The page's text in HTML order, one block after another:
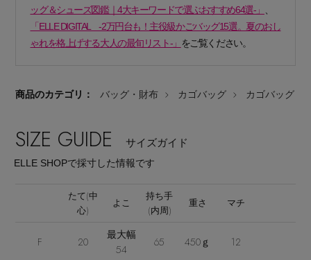
【エディターズ・エッセンシャル】
Stay inthe Loop
ELLE SHOP 公式アプリ
ッグ＆シューズ図鑑｜4大キーワードで選ぶおすすめ64選-」 、
「ELLE DIGITAL -2万円台も！主役級かごバッグ15選。夏のおし
ゃれを格上げする大人の最旬リスト-」 をご覧ください。
商品のカテゴリ： バッグ・財布 カゴバッグ カゴバッグ
SIZE GUIDE サイズガイド
ELLE SHOPで採寸した情報です
たて(中
心)
よこ
持ち手
(内周)
重さ マチ
F 20
最大幅
54
65 450ｇ 12